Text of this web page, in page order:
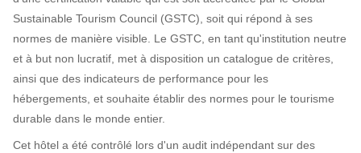
Sustainable Tourism Council (GSTC), soit qui répond à ses
normes de manière visible. Le GSTC, en tant qu'institution neutre
et à but non lucratif, met à disposition un catalogue de critères,
ainsi que des indicateurs de performance pour les
hébergements, et souhaite établir des normes pour le tourisme
durable dans le monde entier.
Cet hôtel a été contrôlé lors d'un audit indépendant sur des